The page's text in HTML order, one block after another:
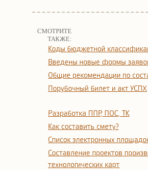
СМОТРИТЕ
ТАКЖЕ:
Коды бюджетной
Введены новые формы
Общие рекомендации по
Порубочный билет и акт УСПХ
Разработка ППР, ПОС, ТК
Как составить смету?
Список электронных
Составление проектов
технологических карт